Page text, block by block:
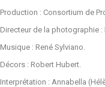
Production : Consortium de
Directeur de la photographie :
Musique : René Sylviano.
Décors : Robert Hubert.
Interprétation : Annabella